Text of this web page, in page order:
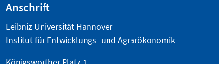
Anschrift
Leibniz Universität Hannover
Institut für Entwicklungs- und Agrarökonomik